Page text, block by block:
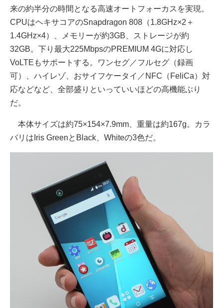
来の約半分の時間となる高速オートフォーカスを実現。
CPUはヘキサコアのSnapdragon 808（1.8GHz×2＋
1.4GHz×4）、メモリーが約3GB、ストレージが約
32GB。下り最大225MbpsのPREMIUM 4Gに対応し
VoLTEもサポートする。ワンセグ／フルセグ（録画
可）、ハイレゾ、おサイフケータイ／NFC（FeliCa）対
応などなど、全部盛りといっていいほどの高機能ぶり
だ。
本体サイズは約75×154×7.9mm、重量は約167g。カラ
バリはIris GreenとBlack、Whiteの3色だ。